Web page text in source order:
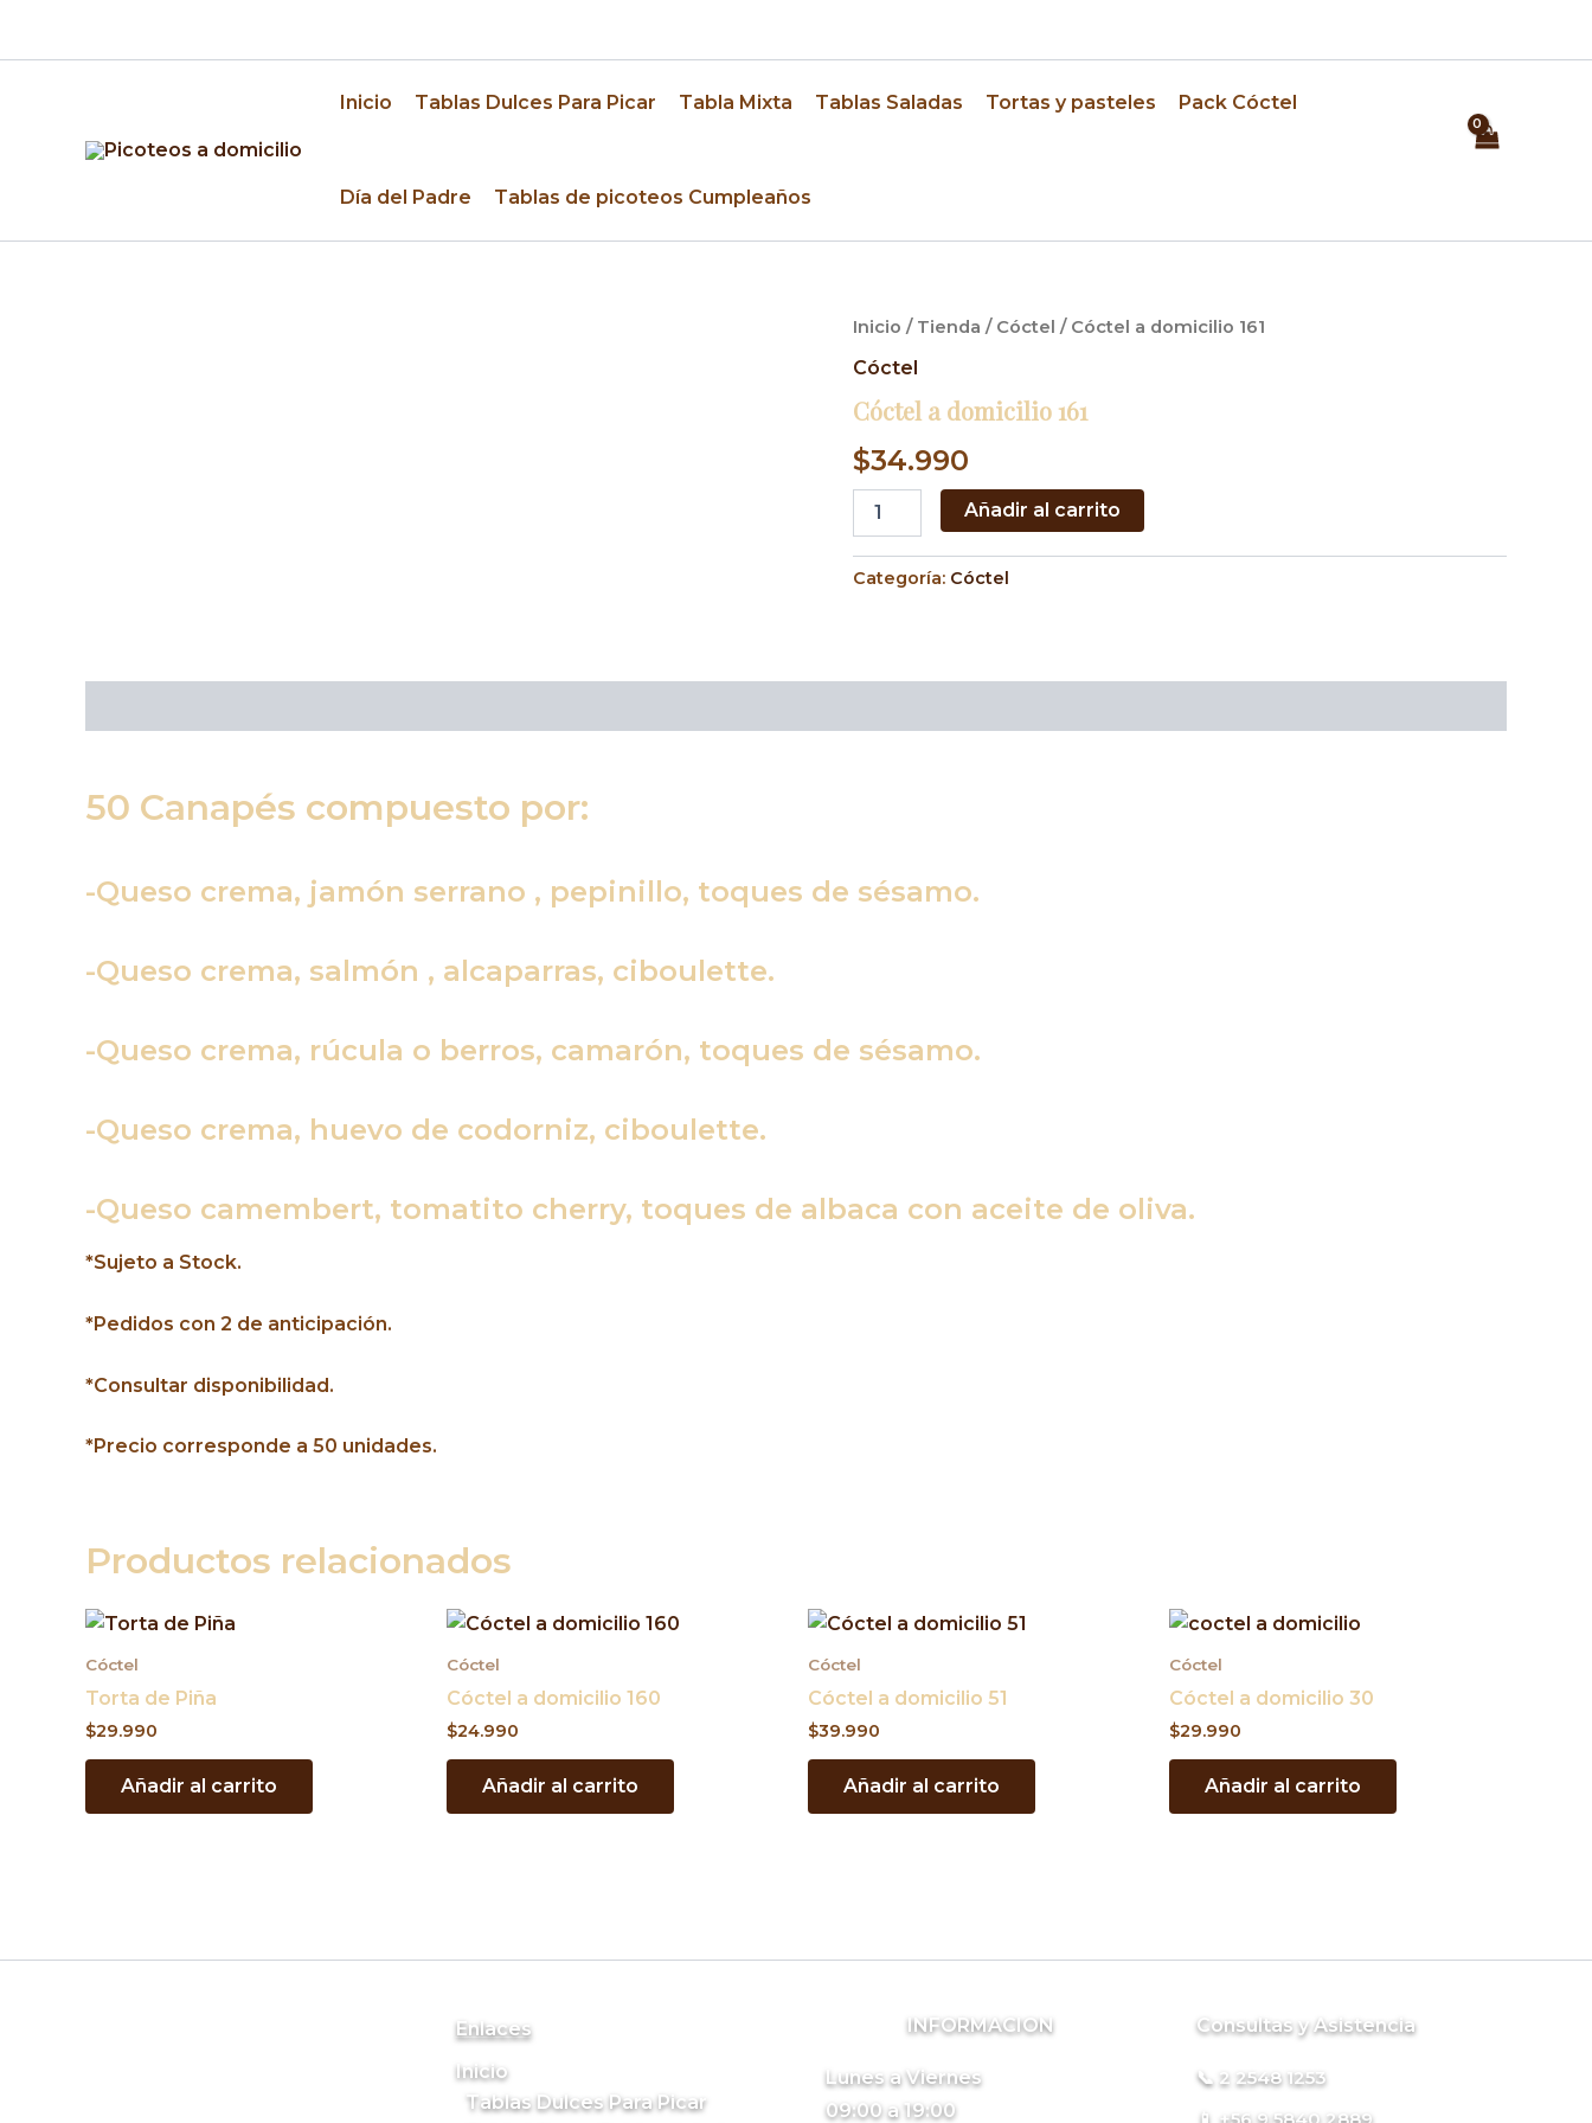
Inicio Tablas Dulces Para Picar Tabla Mixta Tablas Saladas Tortas y pasteles Pack Cóctel
Día del Padre Tablas de picoteos Cumpleaños
Inicio / Tienda / Cóctel / Cóctel a domicilio 161
Cóctel
Cóctel a domicilio 161
$34.990
Cóctel
domicilio
cantidad
Añadir al carrito
Categoría: Cóctel
50 Canapés compuesto por:
-Queso crema, jamón serrano , pepinillo, toques de sésamo.
-Queso crema, salmón , alcaparras, ciboulette.
-Queso crema, rúcula o berros, camarón, toques de sésamo.
-Queso crema, huevo de codorniz, ciboulette.
-Queso camembert, tomatito cherry, toques de albaca con aceite de oliva.
*Sujeto a Stock.
*Pedidos con 2 de anticipación.
*Consultar disponibilidad.
*Precio corresponde a 50 unidades.
Productos relacionados
Cóctel
Torta de Piña
$29.990
Añadir al carrito
Cóctel
Cóctel a domicilio 160
$24.990
Añadir al carrito
Cóctel
Cóctel a domicilio 51
$39.990
Añadir al carrito
Cóctel
Cóctel a domicilio 30
$29.990
Añadir al carrito
Enlaces
Inicio
Tablas Dulces Para Picar
INFORMACION
Lunes a Viernes
09:00 a 19:00
Consultas y Asistencia
📞 2 2548 1253